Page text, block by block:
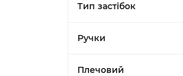
Тип застібок
Ручки
Плечовий